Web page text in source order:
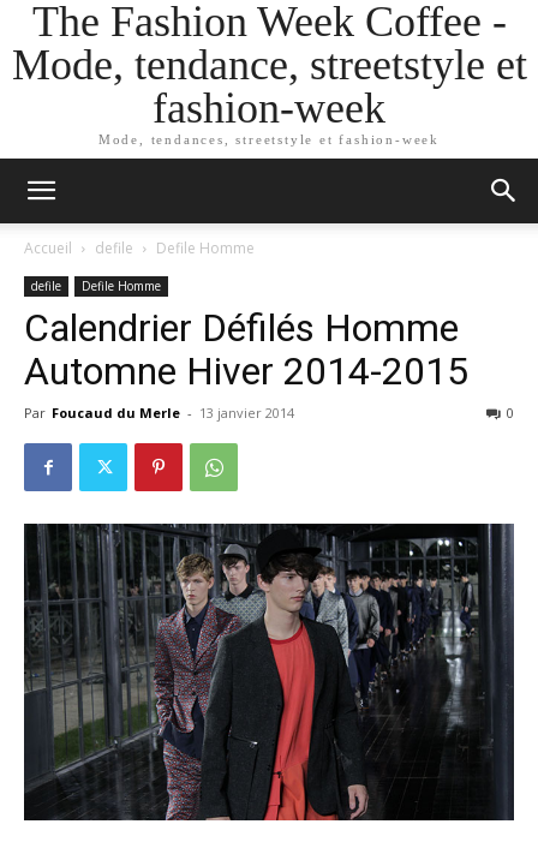
The Fashion Week Coffee -
Mode, tendance, streetstyle et
fashion-week
Mode, tendances, streetstyle et fashion-week
Accueil defile Defile Homme
defile Defile Homme
Calendrier Défilés Homme
Automne Hiver 2014-2015
Par Foucaud du Merle - 13 janvier 2014 0